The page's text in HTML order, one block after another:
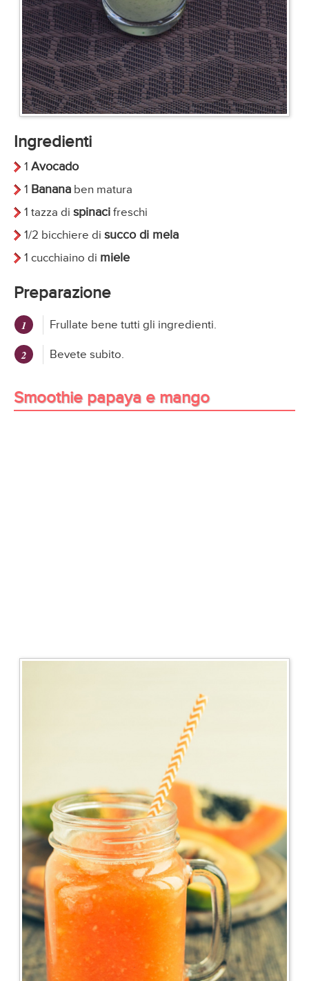
Ingredienti
1 Avocado
1 Banana ben matura
1 tazza di spinaci freschi
1/2 bicchiere di succo di mela
1 cucchiaino di miele
Preparazione
Frullate bene tutti gli ingredienti.
Bevete subito.
Smoothie papaya e mango